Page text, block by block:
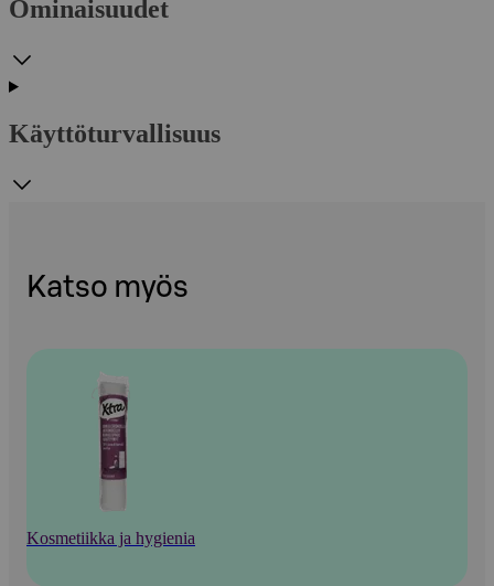
Ominaisuudet
Käyttöturvallisuus
Katso myös
Kosmetiikka ja hygienia